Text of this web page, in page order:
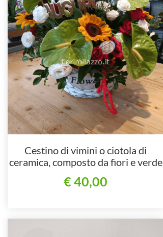
Cestino di vimini o ciotola di
ceramica, composto da fiori e verde
€ 40,00